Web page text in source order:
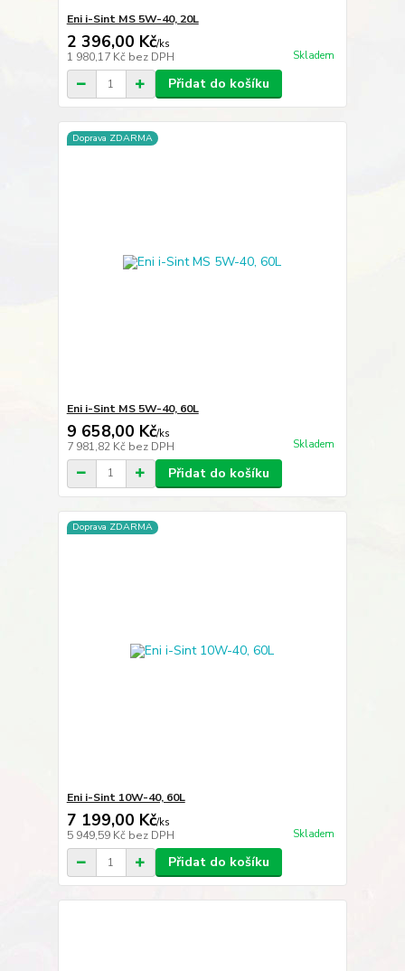
Eni i-Sint MS 5W-40, 20L
2 396,00 Kč/ks
1 980,17 Kč bez DPH Skladem
Přidat do košíku
Doprava ZDARMA
Eni i-Sint MS 5W-40, 60L
9 658,00 Kč/ks
7 981,82 Kč bez DPH Skladem
Přidat do košíku
Doprava ZDARMA
Eni i-Sint 10W-40, 60L
7 199,00 Kč/ks
5 949,59 Kč bez DPH Skladem
Přidat do košíku